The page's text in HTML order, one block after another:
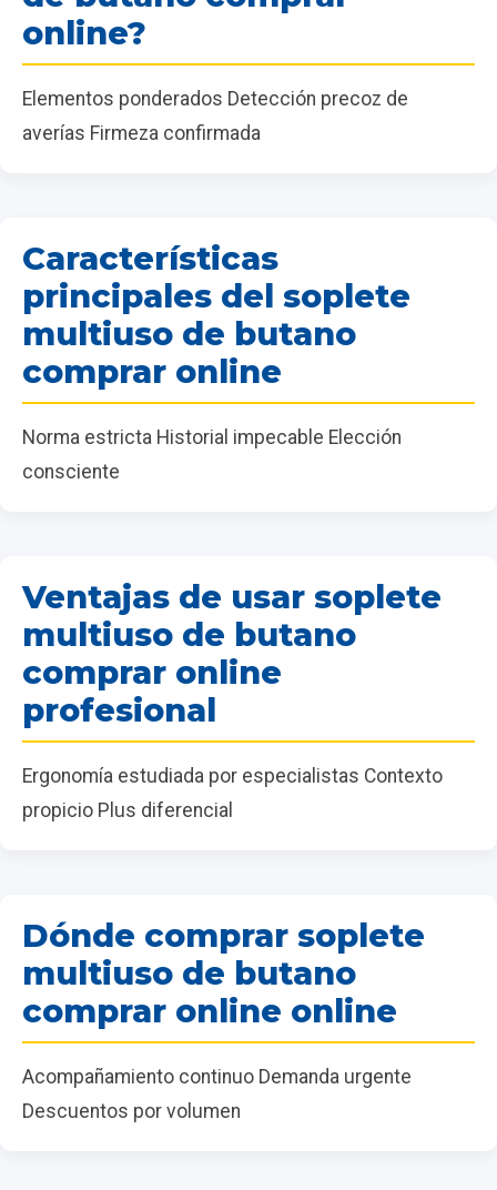
online?
Elementos ponderados Detección precoz de
averías Firmeza confirmada
Características
principales del soplete
multiuso de butano
comprar online
Norma estricta Historial impecable Elección
consciente
Ventajas de usar soplete
multiuso de butano
comprar online
profesional
Ergonomía estudiada por especialistas Contexto
propicio Plus diferencial
Dónde comprar soplete
multiuso de butano
comprar online online
Acompañamiento continuo Demanda urgente
Descuentos por volumen